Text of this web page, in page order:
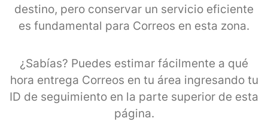
destino, pero conservar un servicio eficiente
es fundamental para Correos en esta zona.
¿Sabías? Puedes estimar fácilmente a qué
hora entrega Correos en tu área ingresando tu
ID de seguimiento en la parte superior de esta
página.